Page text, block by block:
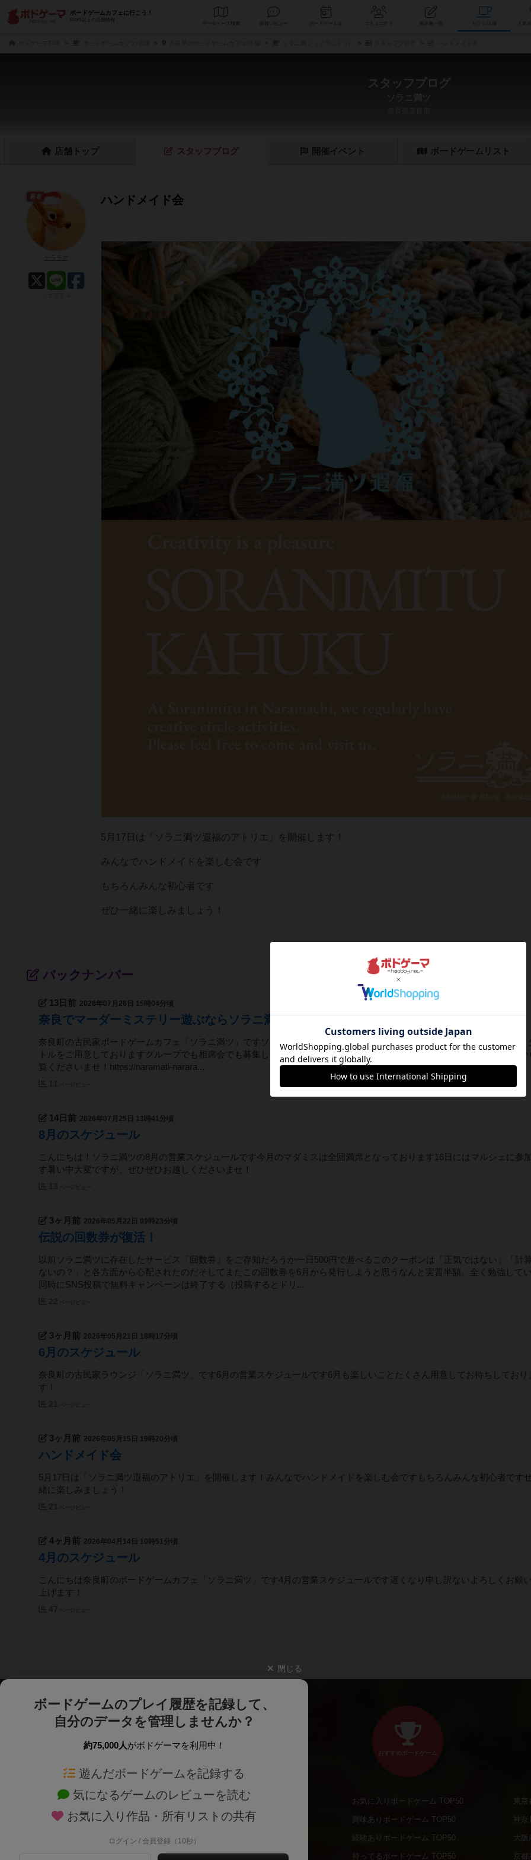
ボードゲームカフェに行こう！
610件以上の店舗情報
データベース コミュニティ 掲示板一覧
スタッフブログ
店舗 トップ スタッフ ブログ 開催イベント ボードゲーム リスト
ハンドメイド会
5月17日は「ソラニ満ツ遐福のアトリエ」を開催します！
みんなでハンドメイドを楽しむ会です
もちろんみんな初心者です
ぜひ一緒に楽しみましょう！
勇者
バックナンバー
13日前 2026年07月26日 15時04分頃
奈良でマーダーミステリー遊ぶならソラニ満ツへ
奈良町の古民家ボードゲームカフェ「ソラニ満ツ」ですソラニ満ツではオリジナルマダミスをはじめ、たくさんのマダミス
トルをご用意しておりますグループでも相席会でも募集しております価格もお一人様1400円とお値打ちですまずはこちらか
覧くださいませ！https://naramati-narara...
14日前 2026年07月25日 13時41分頃
8月のスケジュール
こんにちは！ソラニ満ツの8月の営業スケジュールです今月のマダミスは全回満席となっております16日にはマルシェに参
す暑い中大変ですが、ぜひぜひお越しくださいませ！
3ヶ月前 2026年05月22日 09時23分頃
伝説の回数券が復活！
以前ソラニ満ツに存在したサービス「回数券」をご存知だろうか一日500円で遊べるこのクーポンは「正気ではない」「計
ないの？」と各方面から心配されたのだそしてまたこの回数券を6月から発行しようと思うなんと実質半額。全く勉強して
同時にSNS投稿で無料キャンペーンは終了する（投稿するとドリ...
3ヶ月前 2026年05月21日 18時17分頃
6月のスケジュール
奈良町の古民家ラウンジ「ソラニ満ツ」です6月の営業スケジュールです6月も楽しいことたくさん用意してお待ちしており
す！
3ヶ月前 2026年05月15日 19時20分頃
ハンドメイド会
5月17日は「ソラニ満ツ遐福のアトリエ」を開催します！みんなでハンドメイドを楽しむ会ですもちろんみんな初心者です
緒に楽しみましょう！
4ヶ月前 2026年04月14日 10時51分頃
4月のスケジュール
こんにちは奈良町のボードゲームカフェ「ソラニ満ツ」です4月の営業スケジュールです遅くなり申し訳ないよろしくお願い
上げます！
閉じる
ボードゲームのプレイ履歴を記録して、
自分のデータを管理しませんか？
約75,000人がボドゲーマを利用中！
遊んだボードゲームを記録する
気になるゲームのレビューを読む
お気に入り作品・所有リストの共有
ログイン / 会員登録（10秒）
ボードゲームを検索する
ボードゲームの新着レビュー
新作・再入荷情報
定番ボードゲームの通販商品
国産ボードゲームの通販商品
子供向けボードゲームの通販商品
おすすめボードゲーム
お気に入りボードゲーム TOP50
興味ありボードゲーム TOP50
経験ありボードゲーム TOP50
持ってるボードゲーム TOP50
東京
神奈
大阪
京